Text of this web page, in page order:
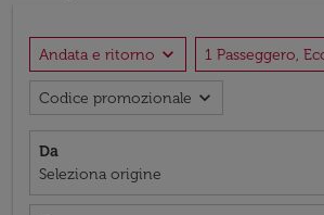
Andata e ritorno expand_more 1 Passeggero,
Codice promozionale expand_more
Da
Seleziona origine